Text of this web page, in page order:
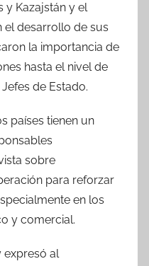
y Kazajstán y el
el desarrollo de sus
la importancia de
hasta el nivel de
de Estado.
países tienen un
sobre
para reforzar
en los
y comercial.
expresó al